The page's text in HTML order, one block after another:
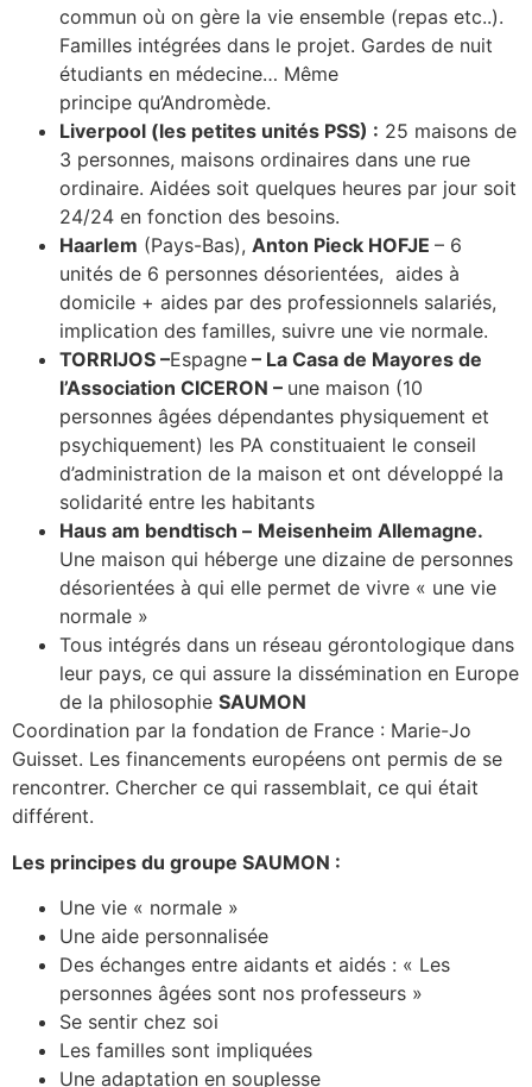
commun où on gère la vie ensemble (repas etc..).
Familles intégrées dans le projet. Gardes de nuit
étudiants en médecine… Même
principe qu’Andromède.
Liverpool (les petites unités PSS) : 25 maisons de
3 personnes, maisons ordinaires dans une rue
ordinaire. Aidées soit quelques heures par jour soit
24/24 en fonction des besoins.
Haarlem (Pays-Bas), Anton Pieck HOFJE – 6
unités de 6 personnes désorientées, aides à
domicile + aides par des professionnels salariés,
implication des familles, suivre une vie normale.
TORRIJOS –Espagne – La Casa de Mayores de
l’Association CICERON – une maison (10
personnes âgées dépendantes physiquement et
psychiquement) les PA constituaient le conseil
d’administration de la maison et ont développé la
solidarité entre les habitants
Haus am bendtisch – Meisenheim Allemagne.
Une maison qui héberge une dizaine de personnes
désorientées à qui elle permet de vivre « une vie
normale »
Tous intégrés dans un réseau gérontologique dans
leur pays, ce qui assure la dissémination en Europe
de la philosophie SAUMON
Coordination par la fondation de France : Marie-Jo
Guisset. Les financements européens ont permis de se
rencontrer. Chercher ce qui rassemblait, ce qui était
différent.
Les principes du groupe SAUMON :
Une vie « normale »
Une aide personnalisée
Des échanges entre aidants et aidés : « Les
personnes âgées sont nos professeurs »
Se sentir chez soi
Les familles sont impliquées
Une adaptation en souplesse